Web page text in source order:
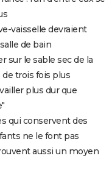
vaisselle devraient
de bain
sur le sable sec de la
trois fois plus
plus dur que
qui conservent des
ne le font pas
aussi un moyen